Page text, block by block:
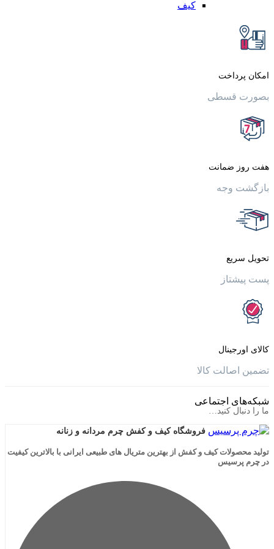
قسطی
ضمانت
وجه
کالا
اجتماعی
کنید…
فروشگاه کیف و کفش چرم مردانه و زنانه
کیف و کفش از بهترین متریال های طبیعی ایرانی با بالاترین کیفیت